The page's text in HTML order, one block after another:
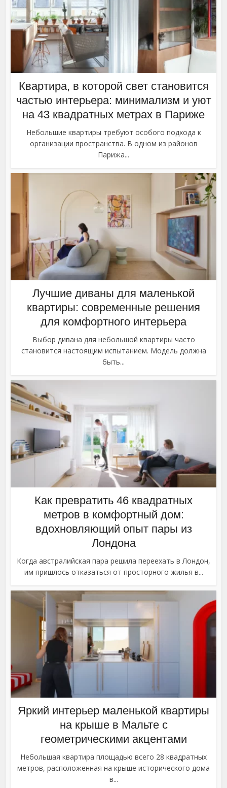
Квартира, в которой свет становится
частью интерьера: минимализм и уют
на 43 квадратных метрах в Париже
Небольшие квартиры требуют особого подхода к
организации пространства. В одном из районов
Парижа...
Лучшие диваны для маленькой
квартиры: современные решения
для комфортного интерьера
Выбор дивана для небольшой квартиры часто
становится настоящим испытанием. Модель должна
быть...
Как превратить 46 квадратных
метров в комфортный дом:
вдохновляющий опыт пары из
Лондона
Когда австралийская пара решила переехать в Лондон,
им пришлось отказаться от просторного жилья в...
Яркий интерьер маленькой квартиры
на крыше в Мальте с
геометрическими акцентами
Небольшая квартира площадью всего 28 квадратных
метров, расположенная на крыше исторического дома
в...